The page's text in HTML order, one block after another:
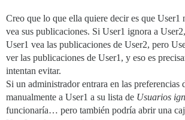
Creo que lo que ella quiere decir es que User1
vea sus publicaciones. Si User1 ignora a
User1 vea las publicaciones de User2, pero
ver las publicaciones de User1, y eso es
intentan evitar.
Si un administrador entrara en las preferencias
manualmente a User1 a su lista de Usuarios
funcionaría… pero también podría abrir una